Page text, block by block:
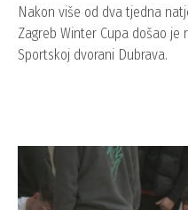
Nakon više od dva tjedna
Zagreb Winter Cupa došao
Sportskoj dvorani Dubrava.